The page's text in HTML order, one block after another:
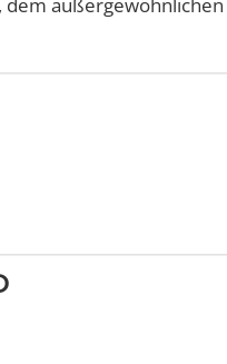
außergewöhnlichen